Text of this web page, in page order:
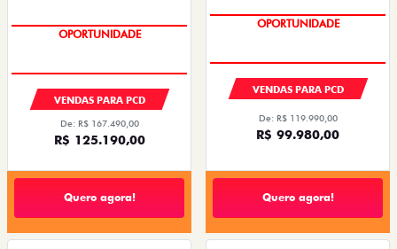
OPORTUNIDADE
VENDAS PARA PCD
De: R$ 167.490,00
R$ 125.190,00
Quero agora!
OPORTUNIDADE
VENDAS PARA PCD
De: R$ 119.990,00
R$ 99.980,00
Quero agora!